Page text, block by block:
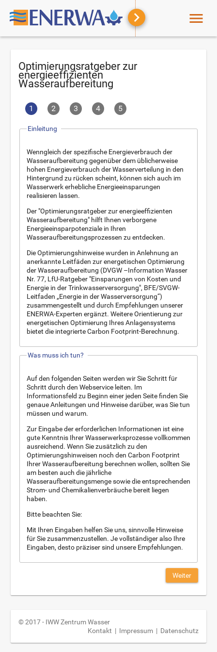
menu
Optimierungsratgeber zur
energieeffizienten
Wasseraufbereitung
1 2 3 4 5
Einleitung
Wenngleich der spezifische Energieverbrauch der
Wasseraufbereitung gegenüber dem üblicherweise
hohen Energieverbrauch der Wasserverteilung in den
Hintergrund zu rücken scheint, können sich auch im
Wasserwerk erhebliche Energieeinsparungen
realisieren lassen.
Der "Optimierungsratgeber zur energieeffizienten
Wasseraufbereitung" hilft Ihnen verborgene
Energieeinsparpotenziale in Ihren
Wasseraufbereitungsprozessen zu entdecken.
Die Optimierungshinweise wurden in Anlehnung an
anerkannte Leitfäden zur energetischen Optimierung
der Wasseraufbereitung (DVGW –Information Wasser
Nr. 77, LfU-Ratgeber "Einsparungen von Kosten und
Energie in der Trinkwasserversorgung", BFE/SVGW-
Leitfaden „Energie in der Wasserversorgung“)
zusammengestellt und durch Empfehlungen unserer
ENERWA-Experten ergänzt. Weitere Orientierung zur
energetischen Optimierung Ihres Anlagensystems
bietet die integrierte Carbon Footprint-Berechnung.
Was muss ich tun?
Auf den folgenden Seiten werden wir Sie Schritt für
Schritt durch den Webservice leiten. Im
Informationsfeld zu Beginn einer jeden Seite finden Sie
genaue Anleitungen und Hinweise darüber, was Sie tun
müssen und warum.
Zur Eingabe der erforderlichen Informationen ist eine
gute Kenntnis Ihrer Wasserwerksprozesse vollkommen
ausreichend. Wenn Sie zusätzlich zu den
Optimierungshinweisen noch den Carbon Footprint
Ihrer Wasseraufbereitung berechnen wollen, sollten Sie
am besten auch die jährliche
Wasseraufbereitungsmenge sowie die entsprechenden
Strom- und Chemikalienverbräuche bereit liegen
haben.
Bitte beachten Sie:
Mit Ihren Eingaben helfen Sie uns, sinnvolle Hinweise
für Sie zusammenzustellen. Je vollständiger also Ihre
Eingaben, desto präziser sind unsere Empfehlungen.
Weiter
© 2017 - IWW Zentrum Wasser
Kontakt | Impressum | Datenschutz